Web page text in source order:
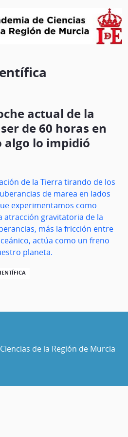
actual de la
de 60 horas en
algo lo impidió
de la Tierra tirando de los
de marea en lados
experimentamos como
atracción gravitatoria de la
más la fricción entre
actúa como un freno
planeta.
de la Región de Murcia